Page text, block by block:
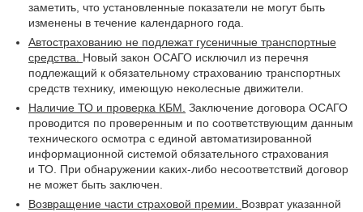
заметить, что установленные показатели не могут быть
изменены в течение календарного года.
Автострахованию не подлежат гусеничные транспортные
средства. Новый закон ОСАГО исключил из перечня
подлежащий к обязательному страхованию транспортных
средств технику, имеющую неколесные движители.
Наличие ТО и проверка КБМ. Заключение договора ОСАГО
проводится по проверенным и по соответствующим данным
технического осмотра с единой автоматизированной
информационной системой обязательного страхования
и ТО. При обнаружении каких-либо несоответствий договор
не может быть заключен.
Возвращение части страховой премии. Возврат указанной